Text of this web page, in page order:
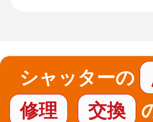
シャッターの
修理
交換